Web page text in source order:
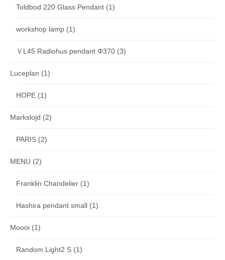
Toldbod 220 Glass Pendant (1)
workshop lamp (1)
ＶL45 Radiohus pendant Φ370 (3)
Luceplan (1)
HOPE (1)
Markslojd (2)
PARIS (2)
MENU (2)
Franklin Chandelier (1)
Hashira pendant small (1)
Moooi (1)
Random Light2 S (1)